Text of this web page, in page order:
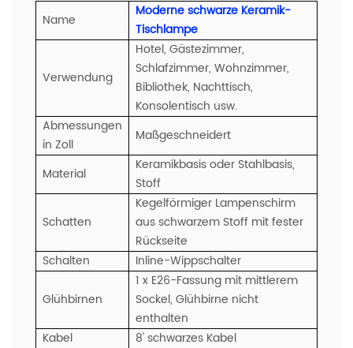
Name
Moderne schwarze Keramik-
Tischlampe
Verwendung
Hotel, Gästezimmer,
Schlafzimmer, Wohnzimmer,
Bibliothek, Nachttisch,
Konsolentisch usw.
Abmessungen
in Zoll
Maßgeschneidert
Material
Keramikbasis oder Stahlbasis,
Stoff
Schatten
Kegelförmiger Lampenschirm
aus schwarzem Stoff mit fester
Rückseite
Schalten
Inline-Wippschalter
Glühbirnen
1 x E26-Fassung mit mittlerem
Sockel, Glühbirne nicht
enthalten
Kabel
8' schwarzes Kabel